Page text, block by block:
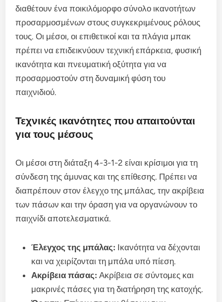
διαθέτουν ένα ποικιλόμορφο σύνολο ικανοτήτων
προσαρμοσμένων στους συγκεκριμένους ρόλους
τους. Οι μέσοι, οι επιθετικοί και τα πλάγια μπακ
πρέπει να επιδεικνύουν τεχνική επάρκεια, φυσική
ικανότητα και πνευματική οξύτητα για να
προσαρμοστούν στη δυναμική φύση του
παιχνιδιού.
Τεχνικές ικανότητες που απαιτούνται
για τους μέσους
Οι μέσοι στη διάταξη 4-3-1-2 είναι κρίσιμοι για τη
σύνδεση της άμυνας και της επίθεσης. Πρέπει να
διαπρέπουν στον έλεγχο της μπάλας, την ακρίβεια
των πάσων και την όραση για να οργανώνουν το
παιχνίδι αποτελεσματικά.
Έλεγχος της μπάλας: Ικανότητα να δέχονται
και να χειρίζονται τη μπάλα υπό πίεση.
Ακρίβεια πάσας: Ακρίβεια σε σύντομες και
μακρινές πάσες για τη διατήρηση της κατοχής.